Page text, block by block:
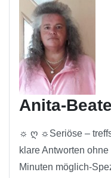
Anita-Beate
☼ ღ ☼Seriöse –
klare Antworten
Minuten möglich-